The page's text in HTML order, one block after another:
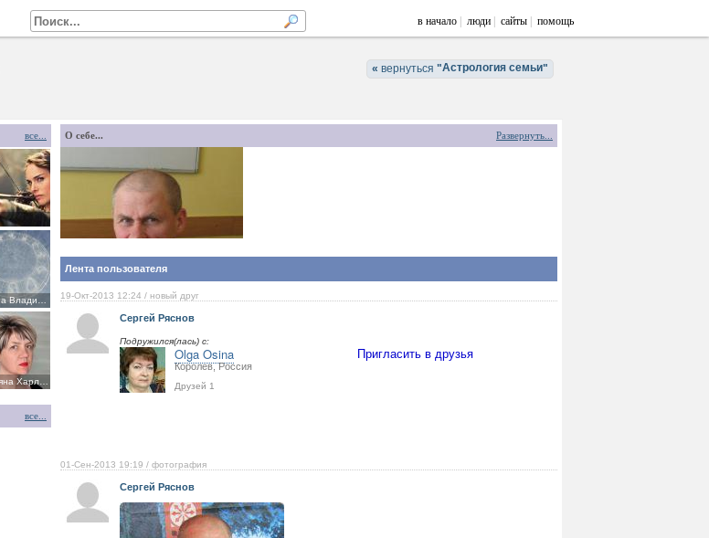
в начало люди сайты помощь
« вернуться "Астрология семьи"
все...
все...
Развернуть...
О себе...
Лента пользователя
19-Окт-2013 12:24 / новый друг
Сергей Ряснов
Подружился(лась) с:
Пригласить в друзья
Olga Osina
Королев, Россия
Друзей 1
01-Сен-2013 19:19 / фотография
Сергей Ряснов